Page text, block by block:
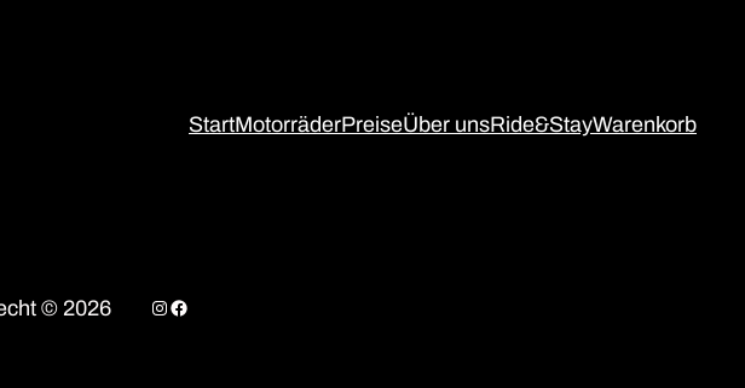
StartMotorräderPreiseÜber unsRide&StayWarenkorb
© 2026 Instagram
Facebook